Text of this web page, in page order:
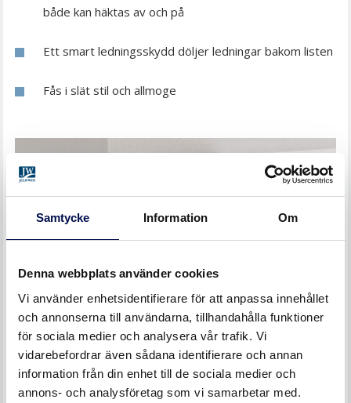
Samtycke Information Om
Denna webbplats använder cookies
Vi använder enhetsidentifierare för att anpassa innehållet
och annonserna till användarna, tillhandahålla funktioner
för sociala medier och analysera vår trafik. Vi
vidarebefordrar även sådana identifierare och annan
information från din enhet till de sociala medier och
annons- och analysföretag som vi samarbetar med.
både kan häktas av och på
Ett smart ledningsskydd döljer ledningar bakom listen
Fås i slät stil och allmoge
1/2